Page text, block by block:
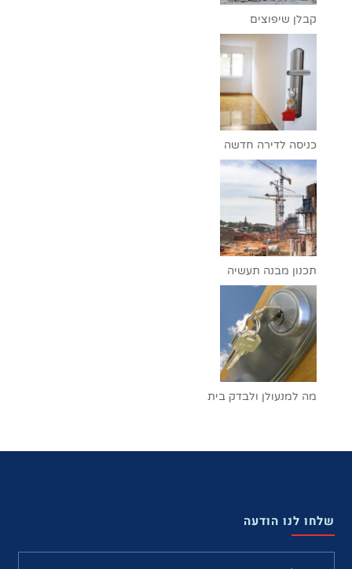
קבלן שיפוצים
כניסה לדירה חדשה
תכנון מבנה תעשיה
מה למנעולן ולבדק בית
שלחו לנו הודעה